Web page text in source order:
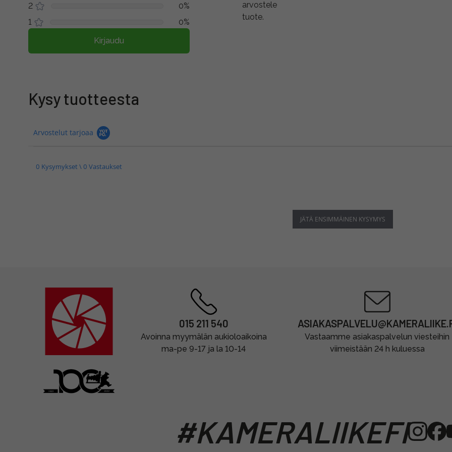
2
0%
1
0%
Kirjaudu
arvostele
tuote.
Kysy tuotteesta
Arvostelut tarjoaa
0 Kysymykset \ 0 Vastaukset
JÄTÄ ENSIMMÄINEN KYSYMYS
015 211 540
Avoinna myymälän aukioloaikoina
ma-pe 9-17 ja la 10-14
Vastaamme asiakaspalvelun viesteihin
viimeistään 24 h kuluessa
#KAMERALIIKEFI